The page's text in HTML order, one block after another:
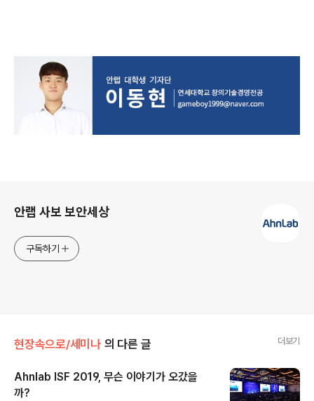
안랩 사보 보안세상
구독하기
현장속으로/세미나 의 다른 글 더보기
Ahnlab ISF 2019, 무슨 이야기가 오갔을
까?